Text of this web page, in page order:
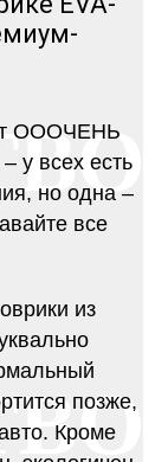
ОООЧЕНЬ
у всех есть
но одна –
все
из
позже,
Кроме